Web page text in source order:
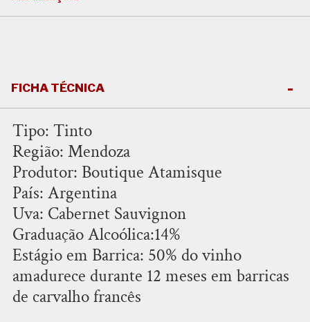
FICHA TÉCNICA
Tipo: Tinto
Região: Mendoza
Produtor: Boutique Atamisque
País: Argentina
Uva: Cabernet Sauvignon
Graduação Alcoólica:14%
Estágio em Barrica: 50% do vinho
amadurece durante 12 meses em barricas
de carvalho francês